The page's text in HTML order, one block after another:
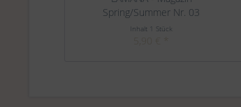
Spring/Summer Nr. 03
Inhalt 1 Stück